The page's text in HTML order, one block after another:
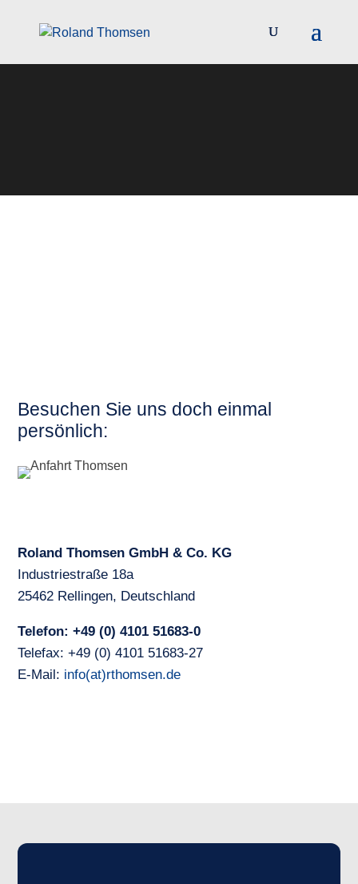
Anfahrt
Besuchen Sie uns doch einmal
persönlich:
Roland Thomsen GmbH & Co. KG
Industriestraße 18a
25462 Rellingen, Deutschland
Telefon: +49 (0) 4101 51683-0
Telefax: +49 (0) 4101 51683-27
E-Mail: info(at)rthomsen.de